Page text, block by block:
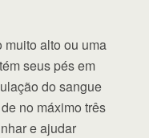
muito alto ou uma
seus pés em
do sangue
no máximo três
e ajudar